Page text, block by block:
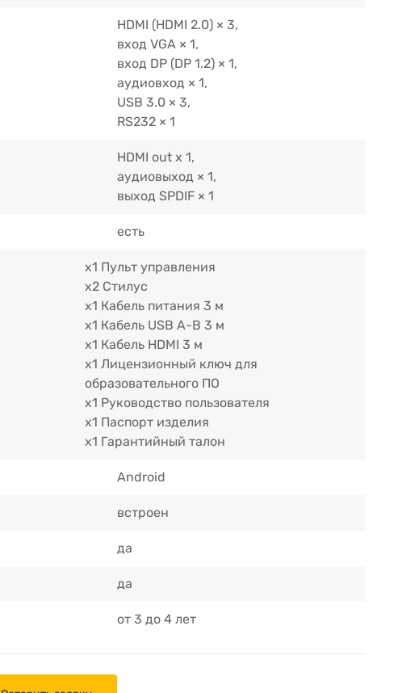
HDMI (HDMI 2.0) × 3,
вход VGA × 1,
вход DP (DP 1.2) × 1,
аудиовход × 1,
USB 3.0 × 3,
RS232 × 1
HDMI out х 1,
аудиовыход × 1,
выход SPDIF × 1
есть
х1 Пульт управления
х2 Стилус
х1 Кабель питания 3 м
х1 Кабель USB A-B 3 м
х1 Кабель HDMI 3 м
х1 Лицензионный ключ для
образовательного ПО
x1 Руководство пользователя
х1 Паспорт изделия
х1 Гарантийный талон
Android
встроен
да
да
от 3 до 4 лет